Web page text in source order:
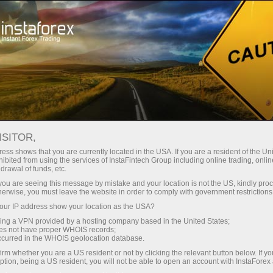
С InstaForex вы получаете
конкурентным возможностям:
кредитное плечо до 1:5000, одни
из лучших спредов и комиссий
на рынке, а также
привлекательные условия для
торговли акциями и индексами
Минимальные
Бонус 30%
на каждый депозит
Скорость
в трейдинге и на трассе
shows that you are currently located in the USA. If you are a resident of the
from using the services of InstaFintech Group including online trading,
of funds, etc.
are seeing this message by mistake and your location is not the US, kindly
you must leave the website in order to comply with government
IP address show your location as the USA?
a VPN provided by a hosting company based in the United States;
not have proper WHOIS records;
in the WHOIS geolocation database.
whether you are a US resident or not by clicking the relevant button below. If
being a US resident, you will not be able to open an account with InstaForex